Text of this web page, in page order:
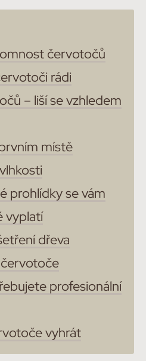
červotočů
rádi
– liší se vzhledem
místě
prohlídky se vám
vyplatí
dřeva
profesionální
vyhrát